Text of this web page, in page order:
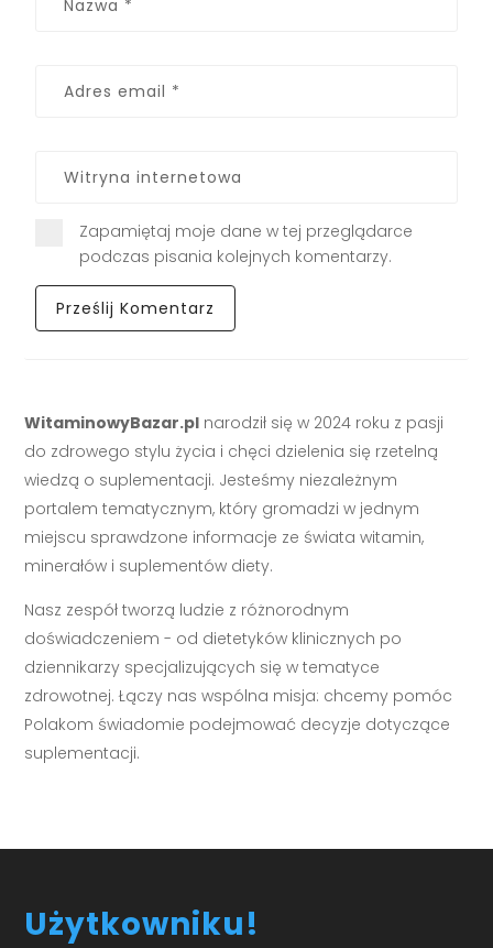
Zapamiętaj moje dane w tej przeglądarce
podczas pisania kolejnych komentarzy.
WitaminowyBazar.pl narodził się w 2024 roku z pasji
do zdrowego stylu życia i chęci dzielenia się rzetelną
wiedzą o suplementacji. Jesteśmy niezależnym
portalem tematycznym, który gromadzi w jednym
miejscu sprawdzone informacje ze świata witamin,
minerałów i suplementów diety.
Nasz zespół tworzą ludzie z różnorodnym
doświadczeniem - od dietetyków klinicznych po
dziennikarzy specjalizujących się w tematyce
zdrowotnej. Łączy nas wspólna misja: chcemy pomóc
Polakom świadomie podejmować decyzje dotyczące
suplementacji.
Użytkowniku!